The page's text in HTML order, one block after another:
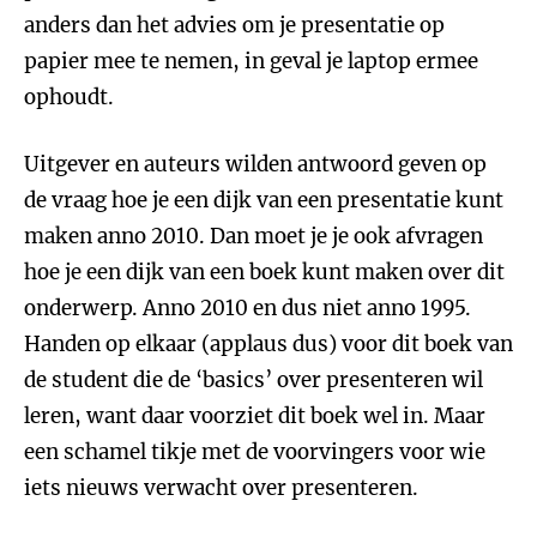
anders dan het advies om je presentatie op
papier mee te nemen, in geval je laptop ermee
ophoudt.
Uitgever en auteurs wilden antwoord geven op
de vraag hoe je een dijk van een presentatie kunt
maken anno 2010. Dan moet je je ook afvragen
hoe je een dijk van een boek kunt maken over dit
onderwerp. Anno 2010 en dus niet anno 1995.
Handen op elkaar (applaus dus) voor dit boek van
de student die de ‘basics’ over presenteren wil
leren, want daar voorziet dit boek wel in. Maar
een schamel tikje met de voorvingers voor wie
iets nieuws verwacht over presenteren.